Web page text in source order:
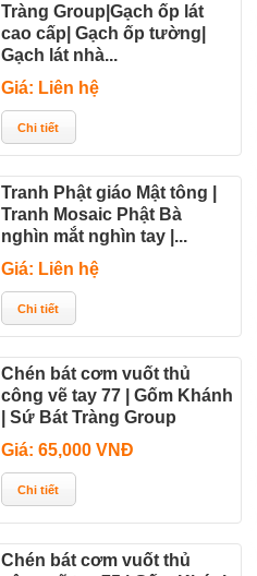
Tràng Group|Gạch ốp lát
cao cấp| Gạch ốp tường|
Gạch lát nhà...
Giá: Liên hệ
Tranh Phật giáo Mật tông |
Tranh Mosaic Phật Bà
nghìn mắt nghìn tay |...
Giá: Liên hệ
Chén bát cơm vuốt thủ
công vẽ tay 77 | Gốm Khánh
| Sứ Bát Tràng Group
Giá: 65,000 VNĐ
Chén bát cơm vuốt thủ